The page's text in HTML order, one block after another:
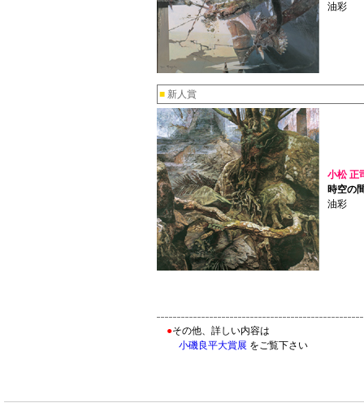
油彩
■ 新人賞
小松 正
時空の
油彩
●その他、詳しい内容は
小磯良平大賞展 をご覧下さい